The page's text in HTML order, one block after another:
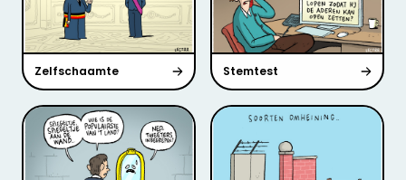
Zelfschaamte Stemtest